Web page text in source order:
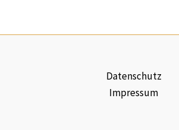
Datenschutz
Impressum